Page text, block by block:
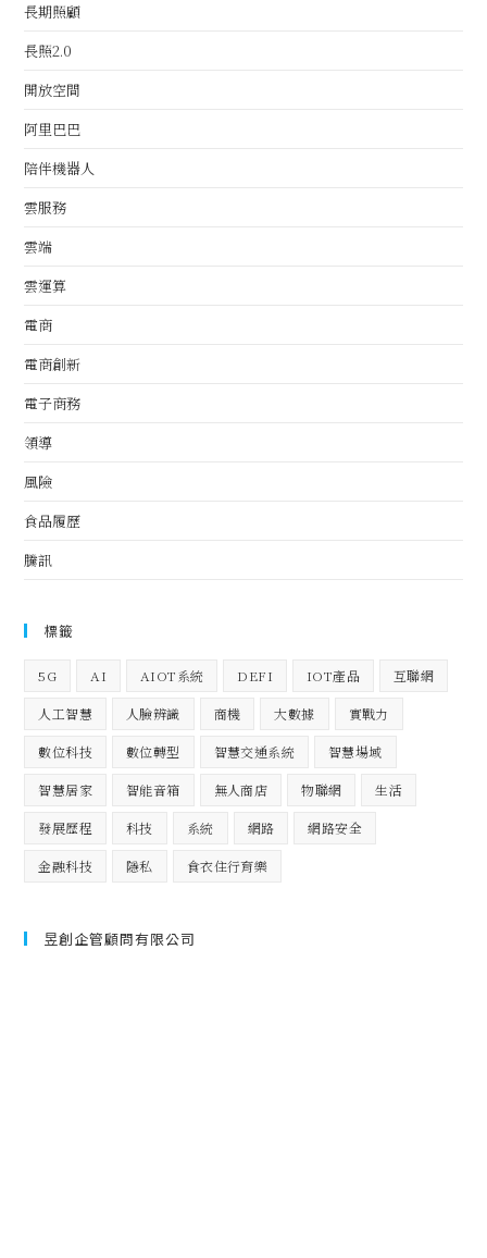
長期照顧
長照2.0
開放空間
阿里巴巴
陪伴機器人
雲服務
雲端
雲運算
電商
電商創新
電子商務
領導
風險
食品履歷
騰訊
標籤
5G AI AIOT系統 DEFI IOT產品 互聯網
人工智慧 人臉辨識 商機 大數據 實戰力
數位科技 數位轉型 智慧交通系統 智慧場域
智慧居家 智能音箱 無人商店 物聯網 生活
發展歷程 科技 系統 網路 網路安全
金融科技 隱私 食衣住行育樂
昱創企管顧問有限公司